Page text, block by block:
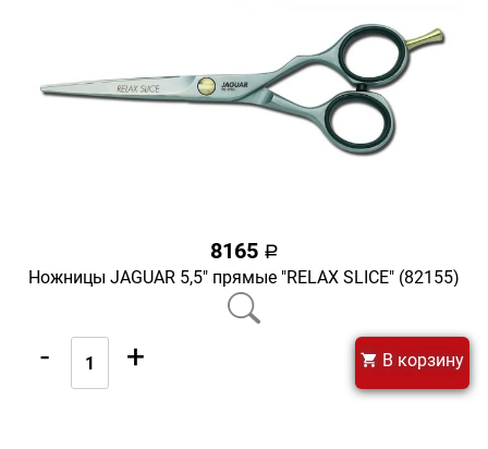
8165 a
Ножницы JAGUAR 5,5" прямые "RELAX SLICE" (82155)
- + В корзину